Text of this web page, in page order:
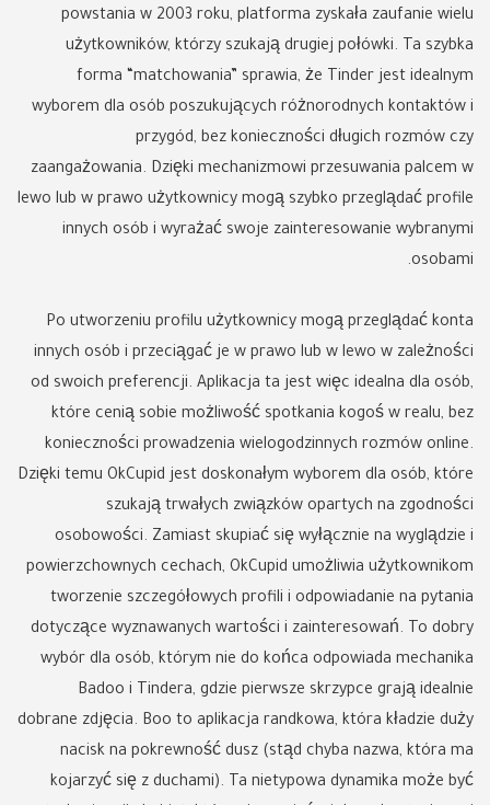
powstania w 2003 roku, platforma zyskała zaufanie wielu
użytkowników, którzy szukają drugiej połówki. Ta szybka
forma “matchowania” sprawia, że Tinder jest idealnym
wyborem dla osób poszukujących różnorodnych kontaktów i
przygód, bez konieczności długich rozmów czy
zaangażowania. Dzięki mechanizmowi przesuwania palcem w
lewo lub w prawo użytkownicy mogą szybko przeglądać profile
innych osób i wyrażać swoje zainteresowanie wybranymi
osobami.
Po utworzeniu profilu użytkownicy mogą przeglądać konta
innych osób i przeciągać je w prawo lub w lewo w zależności
od swoich preferencji. Aplikacja ta jest więc idealna dla osób,
które cenią sobie możliwość spotkania kogoś w realu, bez
konieczności prowadzenia wielogodzinnych rozmów online.
Dzięki temu OkCupid jest doskonałym wyborem dla osób, które
szukają trwałych związków opartych na zgodności
osobowości. Zamiast skupiać się wyłącznie na wyglądzie i
powierzchownych cechach, OkCupid umożliwia użytkownikom
tworzenie szczegółowych profili i odpowiadanie na pytania
dotyczące wyznawanych wartości i zainteresowań. To dobry
wybór dla osób, którym nie do końca odpowiada mechanika
Badoo i Tindera, gdzie pierwsze skrzypce grają idealnie
dobrane zdjęcia. Boo to aplikacja randkowa, która kładzie duży
nacisk na pokrewność dusz (stąd chyba nazwa, która ma
kojarzyć się z duchami). Ta nietypowa dynamika może być